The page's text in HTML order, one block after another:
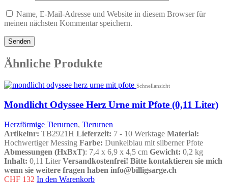
Name, E-Mail-Adresse und Website in diesem Browser für
meinen nächsten Kommentar speichern.
Ähnliche Produkte
Schnellansicht
Mondlicht Odyssee Herz Urne mit Pfote (0,11 Liter)
Herzförmige Tierurnen, Tierurnen
Artikelnr: TB2921H Lieferzeit: 7 - 10 Werktage Material:
Hochwertiger Messing Farbe: Dunkelblau mit silberner Pfote
Abmessungen (HxBxT): 7,4 x 6,9 x 4,5 cm Gewicht: 0,2 kg
Inhalt: 0,11 LiterVersandkostenfrei! Bitte kontaktieren sie mich
wenn sie weitere fragen haben info@billigsarge.ch
CHF 132 In den Warenkorb